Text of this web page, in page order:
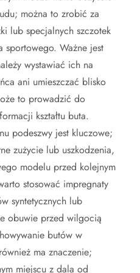
można to zrobić za
lub specjalnych szczotek
sportowego. Ważne jest
wystawiać ich na
ani umieszczać blisko
to prowadzić do
kształtu buta.
podeszwy jest kluczowe;
zużycie lub uszkodzenia,
modelu przed kolejnym
stosować impregnaty
syntetycznych lub
obuwie przed wilgocią
butów w
ma znaczenie;
miejscu z dala od